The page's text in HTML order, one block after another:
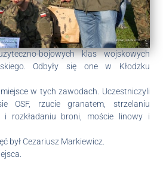
bojowych klas wojskowych
Odbyły się one w Kłodzku
w tych zawodach. Uczestniczyli
rzucie granatem, strzelaniu
i rozkładaniu broni, moście linowy i
był Cezariusz Markiewicz.